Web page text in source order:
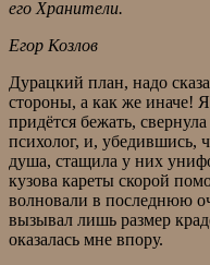
его Хранители.
Егор Козлов
Дурацкий план, надо
стороны, а как же иначе!
придётся бежать,
психолог, и, убедившись,
душа, стащила у них
кузова кареты скорой
волновали в последнюю
вызывал лишь размер
оказалась мне впору.